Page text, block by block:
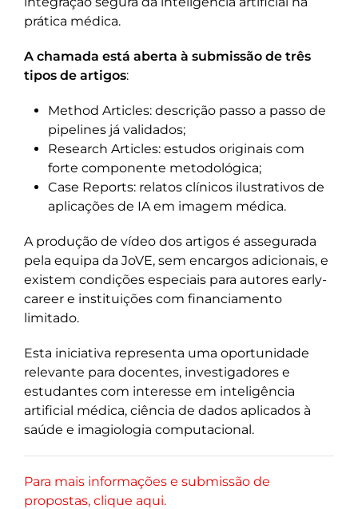
prática médica.
A chamada está aberta à submissão de três
tipos de artigos:
Method Articles: descrição passo a passo de
pipelines já validados;
Research Articles: estudos originais com
forte componente metodológica;
Case Reports: relatos clínicos ilustrativos de
aplicações de IA em imagem médica.
A produção de vídeo dos artigos é assegurada
pela equipa da JoVE, sem encargos adicionais, e
existem condições especiais para autores early-
career e instituições com financiamento
limitado.
Esta iniciativa representa uma oportunidade
relevante para docentes, investigadores e
estudantes com interesse em inteligência
artificial médica, ciência de dados aplicados à
saúde e imagiologia computacional.
Para mais informações e submissão de
propostas, clique aqui.